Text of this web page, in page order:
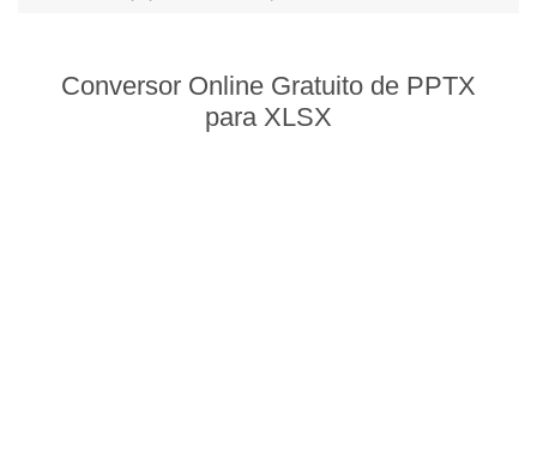
Conversor Online Gratuito de PPTX
para XLSX